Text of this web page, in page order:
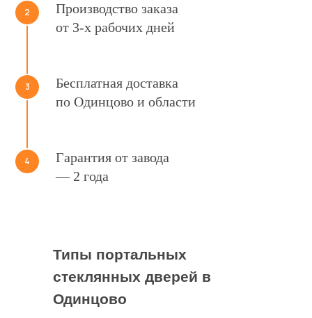
2
Производство заказа
от 3-х рабочих дней
3
Бесплатная доставка
по Одинцово и области
4
Гарантия от завода
— 2 года
Типы портальных
стеклянных дверей в
Одинцово